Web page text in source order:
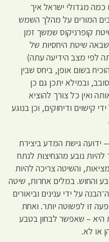
מגדולי ישראל איך
המורים על מהלך השמש
קופרניקוס שמשך זמן
שיטת היחסיות של
לפי מצב הידיעה עתה)
בשום אופן, ביחס שבין
ובמילא יתכן גם כן
ואין כל צורך להוציא
קישוים ודיחוקים, וכן בנוגע
גישת המדע ביצירת
נובע מהנחיצות לנתח
והשיטה צריכה להיות
והחוש. במלים אחרות, שיטה
על ידי ענינים וביאורים
זו לפשוטה יותר. ואחת
היא – שאפשר לבחון בטבע
או לא.